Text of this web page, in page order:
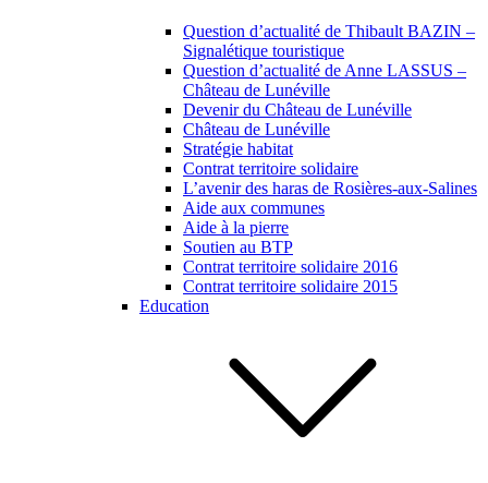
Question d’actualité de Thibault BAZIN –
Signalétique touristique
Question d’actualité de Anne LASSUS –
Château de Lunéville
Devenir du Château de Lunéville
Château de Lunéville
Stratégie habitat
Contrat territoire solidaire
L’avenir des haras de Rosières-aux-Salines
Aide aux communes
Aide à la pierre
Soutien au BTP
Contrat territoire solidaire 2016
Contrat territoire solidaire 2015
Education